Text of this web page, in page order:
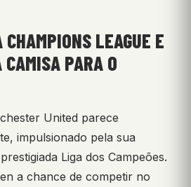
CHAMPIONS LEAGUE E
CAMISA PARA O
United parece
impulsionado pela sua
Liga dos Campeões.
a chance de competir no